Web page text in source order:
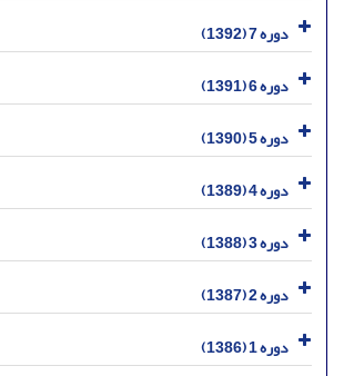
دوره 7 (1392)
دوره 6 (1391)
دوره 5 (1390)
دوره 4 (1389)
دوره 3 (1388)
دوره 2 (1387)
دوره 1 (1386)